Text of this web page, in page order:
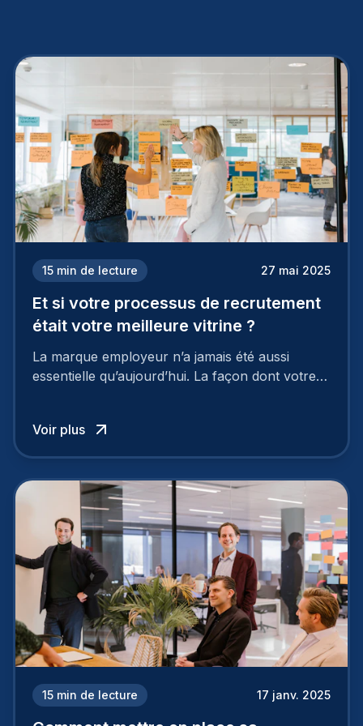
15 min de lecture 27 mai 2025
Et si votre processus de recrutement
était votre meilleure vitrine ?
La marque employeur n’a jamais été aussi
essentielle qu’aujourd’hui. La façon dont votre
à perdre les meilleurs profils.
Voir plus
15 min de lecture 17 janv. 2025